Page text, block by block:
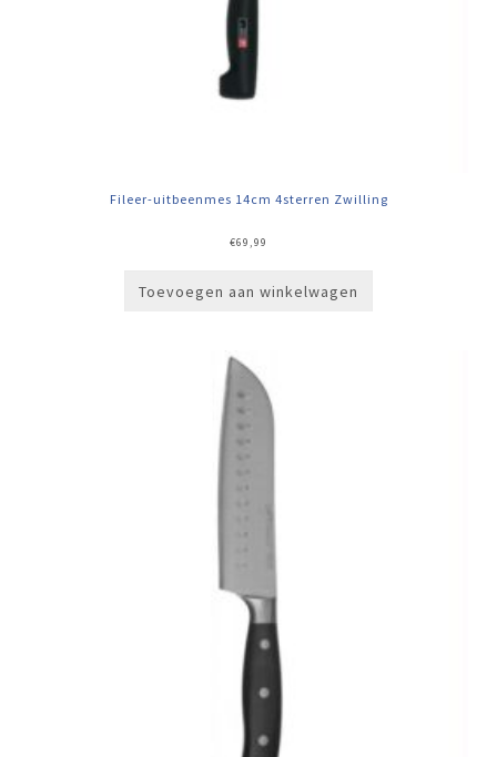
Fileer-uitbeenmes 14cm 4sterren Zwilling
€69,99
Toevoegen aan winkelwagen